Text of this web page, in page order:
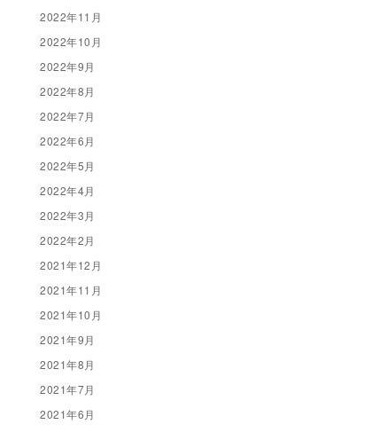
2022年11月
2022年10月
2022年9月
2022年8月
2022年7月
2022年6月
2022年5月
2022年4月
2022年3月
2022年2月
2021年12月
2021年11月
2021年10月
2021年9月
2021年8月
2021年7月
2021年6月